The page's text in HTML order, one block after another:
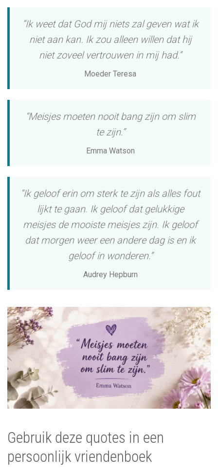
“Ik weet dat God mij niets zal geven wat ik
niet aan kan. Ik zou alleen willen dat hij
niet zoveel vertrouwen in mij had.”
Moeder Teresa
“Meisjes moeten nooit bang zijn om slim
te zijn.”
Emma Watson
“Ik geloof erin om sterk te zijn als alles fout
lijkt te gaan. Ik geloof dat gelukkige
meisjes de mooiste meisjes zijn. Ik geloof
dat morgen weer een andere dag is en ik
geloof in wonderen.”
Audrey Hepburn
Gebruik deze quotes in een
persoonlijk vriendenboek